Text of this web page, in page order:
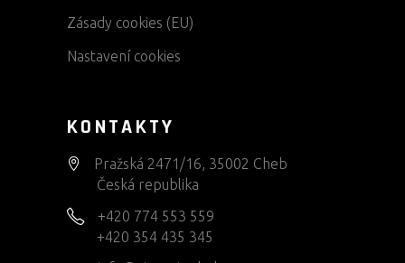
Zásady cookies (EU)
Nastavení cookies
KONTAKTY
Pražská 2471/16, 35002 Cheb
Česká republika
+420 774 553 559
+420 354 435 345